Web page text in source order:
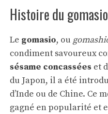
Histoire du gomasio
Le gomasio, ou
condiment savoureux
sésame concassées et
du Japon, il a été
d’Inde ou de Chine. Ce
gagné en popularité et